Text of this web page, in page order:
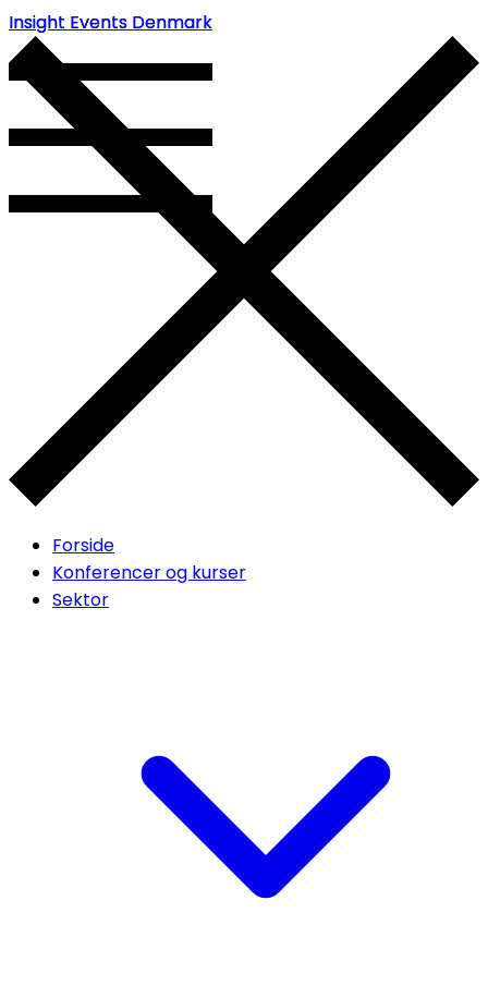
Insight Events Denmark
Insight Events Denmark
Forside
Konferencer og kurser
Sektor